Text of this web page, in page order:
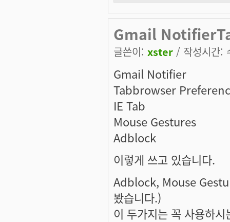
Gmail
글쓴이: xster / 작성시간:
Gmail Notifier
Tabbrowser
IE Tab
Mouse Gestures
Adblock
이렇게 쓰고 있습니다.
Adblock, Mouse
봤습니다.)
이 두가지는 꼭 사용하